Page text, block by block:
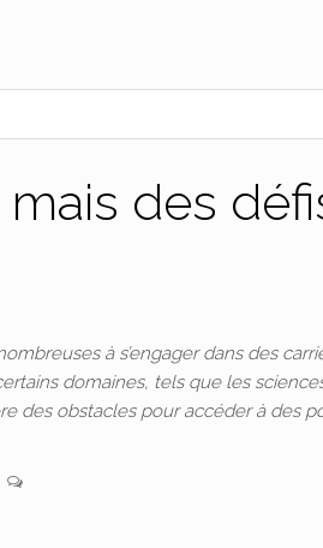
des
à s’engager dans des
domaines, tels que les
des obstacles pour accéder à des